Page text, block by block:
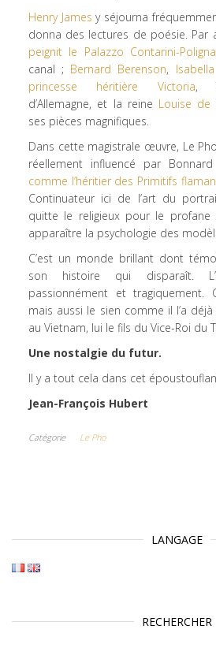
Henry James y séjourna
donna des lectures de poésie. Par
peignit le Palazzo Contarini-
canal ; Bernard Berenson,
princesse héritière Victoria,
d’Allemagne, et la reine Louise de
ses pièces magnifiques.
Dans cette magistrale œuvre, Le
réellement influencé par
comme l’héritier des Primitifs
Continuateur ici de l’art du
quitte le religieux pour le profane
apparaître la psychologie des
C’est un monde brillant dont
son histoire qui disparaît.
passionnément et tragiquement.
mais aussi le sien comme il l’a
au Vietnam, lui le fils du Vice-Roi du
Une nostalgie du futur.
Il y a tout cela dans cet
Jean-François Hubert
Catégorie Le Pho
LANGAGE
RECHERCHER